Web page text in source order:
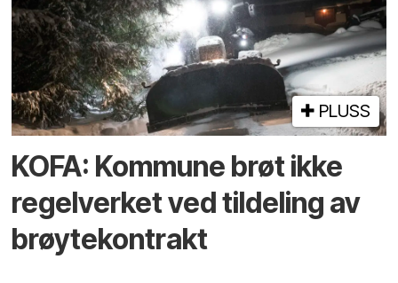
PLUSS
KOFA: Kommune brøt ikke
regelverket ved tildeling av
brøytekontrakt